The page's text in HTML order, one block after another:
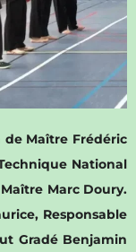
de Maître Frédéric
National
Marc Doury.
Responsable
Gradé Benjamin